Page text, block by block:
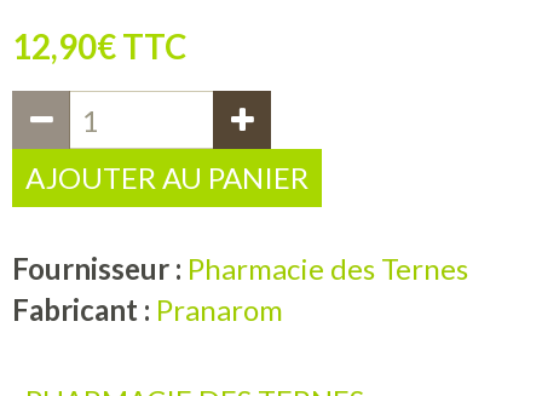
12,90€ TTC
AJOUTER AU PANIER
Fournisseur : Pharmacie des Ternes
Fabricant : Pranarom